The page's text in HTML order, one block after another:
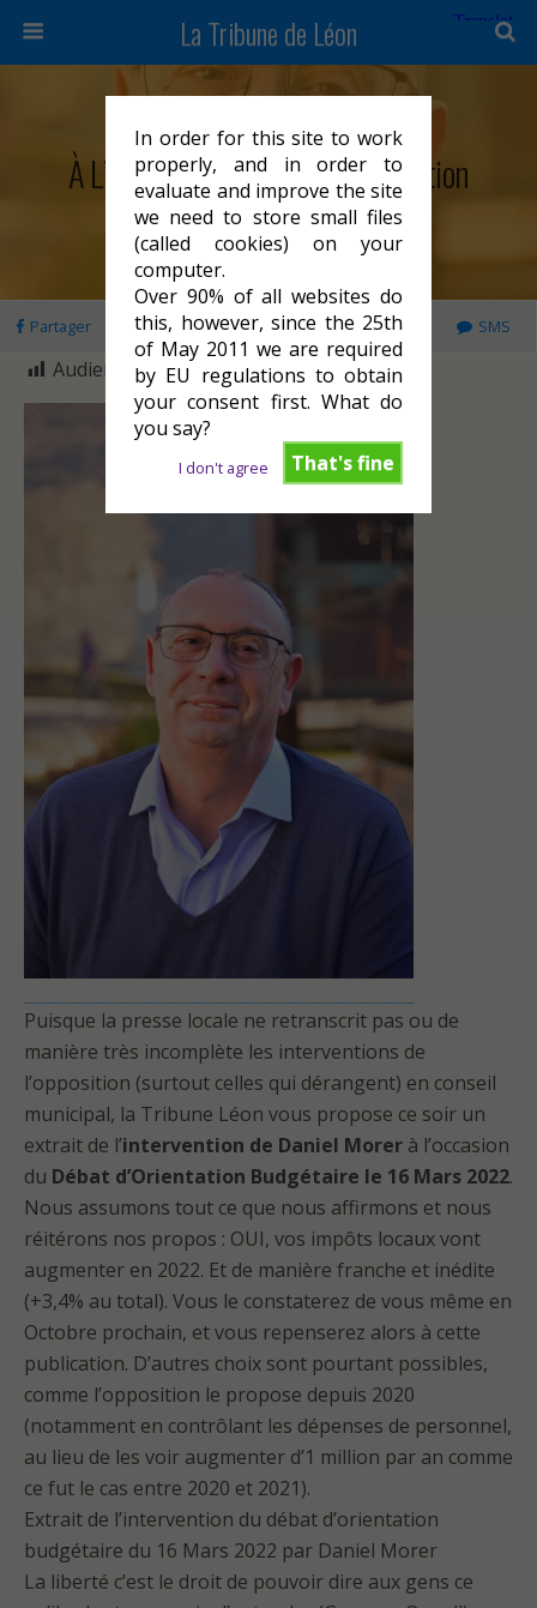
In order for this site to work
properly, and in order to
evaluate and improve the site
we need to store small files
(called cookies) on your
computer.
Over 90% of all websites do
this, however, since the 25th
of May 2011 we are required
by EU regulations to obtain
your consent first. What do
you say?
That's fine
I don't agree
La Tribune de Léon
Vendredi 25 Mars 2022
À L’occasion Du Débat D’Orientation
Budgétaire Le 16 Mars 2022
Partager Tweeter Épingler E-mail SMS
Audience :905
Puisque la presse locale ne retranscrit pas ou de
manière très incomplète les interventions de
l’opposition (surtout celles qui dérangent) en conseil
municipal, la Tribune Léon vous propose ce soir un
extrait de l’intervention de Daniel Morer à l’occasion
du Débat d’Orientation Budgétaire le 16 Mars 2022.
Nous assumons tout ce que nous affirmons et nous
réitérons nos propos : OUI, vos impôts locaux vont
augmenter en 2022. Et de manière franche et inédite
(+3,4% au total). Vous le constaterez de vous même en
Octobre prochain, et vous repenserez alors à cette
publication. D’autres choix sont pourtant possibles,
comme l’opposition le propose depuis 2020
(notamment en contrôlant les dépenses de personnel,
au lieu de les voir augmenter d’1 million par an comme
ce fut le cas entre 2020 et 2021).
Extrait de l’intervention du débat d’orientation
budgétaire du 16 Mars 2022 par Daniel Morer
La liberté c’est le droit de pouvoir dire aux gens ce